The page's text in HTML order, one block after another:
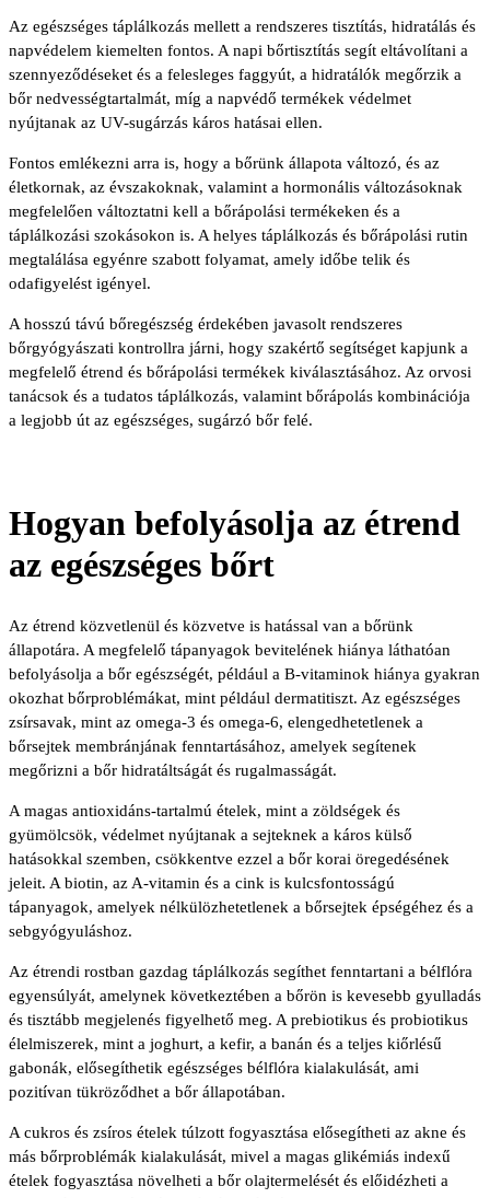
Az egészséges táplálkozás mellett a rendszeres tisztítás, hidratálás és
napvédelem kiemelten fontos. A napi bőrtisztítás segít eltávolítani a
szennyeződéseket és a felesleges faggyút, a hidratálók megőrzik a
bőr nedvességtartalmát, míg a napvédő termékek védelmet
nyújtanak az UV-sugárzás káros hatásai ellen.
Fontos emlékezni arra is, hogy a bőrünk állapota változó, és az
életkornak, az évszakoknak, valamint a hormonális változásoknak
megfelelően változtatni kell a bőrápolási termékeken és a
táplálkozási szokásokon is. A helyes táplálkozás és bőrápolási rutin
megtalálása egyénre szabott folyamat, amely időbe telik és
odafigyelést igényel.
A hosszú távú bőregészség érdekében javasolt rendszeres
bőrgyógyászati kontrollra járni, hogy szakértő segítséget kapjunk a
megfelelő étrend és bőrápolási termékek kiválasztásához. Az orvosi
tanácsok és a tudatos táplálkozás, valamint bőrápolás kombinációja
a legjobb út az egészséges, sugárzó bőr felé.
Hogyan befolyásolja az étrend
az egészséges bőrt
Az étrend közvetlenül és közvetve is hatással van a bőrünk
állapotára. A megfelelő tápanyagok bevitelének hiánya láthatóan
befolyásolja a bőr egészségét, például a B-vitaminok hiánya gyakran
okozhat bőrproblémákat, mint például dermatitiszt. Az egészséges
zsírsavak, mint az omega-3 és omega-6, elengedhetetlenek a
bőrsejtek membránjának fenntartásához, amelyek segítenek
megőrizni a bőr hidratáltságát és rugalmasságát.
A magas antioxidáns-tartalmú ételek, mint a zöldségek és
gyümölcsök, védelmet nyújtanak a sejteknek a káros külső
hatásokkal szemben, csökkentve ezzel a bőr korai öregedésének
jeleit. A biotin, az A-vitamin és a cink is kulcsfontosságú
tápanyagok, amelyek nélkülözhetetlenek a bőrsejtek épségéhez és a
sebgyógyuláshoz.
Az étrendi rostban gazdag táplálkozás segíthet fenntartani a bélflóra
egyensúlyát, amelynek következtében a bőrön is kevesebb gyulladás
és tisztább megjelenés figyelhető meg. A prebiotikus és probiotikus
élelmiszerek, mint a joghurt, a kefir, a banán és a teljes kiőrlésű
gabonák, elősegíthetik egészséges bélflóra kialakulását, ami
pozitívan tükröződhet a bőr állapotában.
A cukros és zsíros ételek túlzott fogyasztása elősegítheti az akne és
más bőrproblémák kialakulását, mivel a magas glikémiás indexű
ételek fogyasztása növelheti a bőr olajtermelését és előidézheti a